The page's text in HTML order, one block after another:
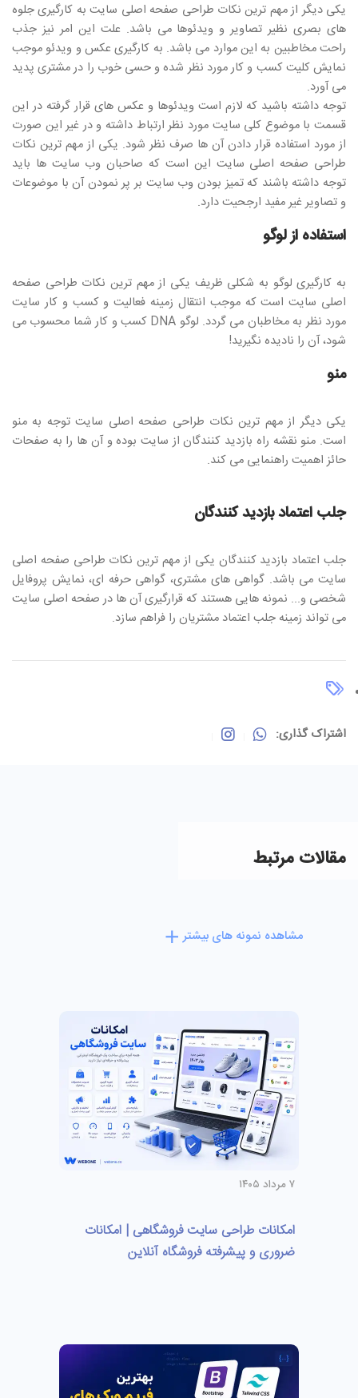
یکی دیگر از مهم ترین نکات طراحی صفحه اصلی سایت به کارگیری جلوه
های بصری نظیر تصاویر و ویدئوها می باشد. علت این امر نیز جذب
راحت مخاطبین به این موارد می باشد. به کارگیری عکس و ویدئو موجب
نمایش کلیت کسب و کار مورد نظر شده و حسی خوب را در مشتری پدید
می آورد.
توجه داشته باشید که لازم است ویدئوها و عکس های قرار گرفته در این
قسمت با موضوع کلی سایت مورد نظر ارتباط داشته و در غیر این صورت
از مورد استفاده قرار دادن آن ها صرف نظر شود. یکی از مهم ترین نکات
طراحی صفحه اصلی سایت این است که صاحبان وب سایت ها باید
توجه داشته باشند که تمیز بودن وب سایت بر پر نمودن آن با موضوعات
و تصاویر غیر مفید ارجحیت دارد.
استفاده از لوگو
به کارگیری لوگو به شکلی ظریف یکی از مهم ترین نکات طراحی صفحه
اصلی سایت است که موجب انتقال زمینه فعالیت و کسب و کار سایت
مورد نظر به مخاطبان می گردد. لوگو DNA کسب و کار شما محسوب می
شود، آن را نادیده نگیرید!
منو
یکی دیگر از مهم ترین نکات طراحی صفحه اصلی سایت توجه به منو
است. منو نقشه راه بازدید کنندگان از سایت بوده و آن ها را به صفحات
حائز اهمیت راهنمایی می کند.
جلب اعتماد بازدید کنندگان
جلب اعتماد بازدید کنندگان یکی از مهم ترین نکات طراحی صفحه اصلی
سایت می باشد. گواهی های مشتری، گواهی حرفه ای، نمایش پروفایل
شخصی و... نمونه هایی هستند که قرارگیری آن ها در صفحه اصلی سایت
می تواند زمینه جلب اعتماد مشتریان را فراهم سازد.
اشتراک گذاری:
مقالات مرتبط
مشاهده نمونه های بیشتر
۷ مرداد ۱۴۰۵
امکانات طراحی سایت فروشگاهی | امکانات
ضروری و پیشرفته فروشگاه آنلاین